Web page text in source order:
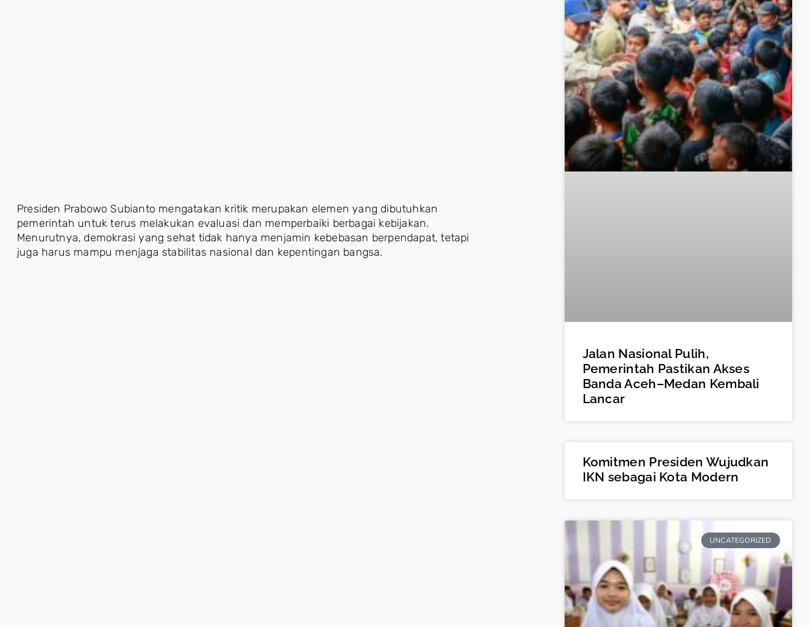
Presiden Prabowo Subianto mengatakan kritik merupakan elemen yang dibutuhkan
pemerintah untuk terus melakukan evaluasi dan memperbaiki berbagai kebijakan.
Menurutnya, demokrasi yang sehat tidak hanya menjamin kebebasan berpendapat, tetapi
juga harus mampu menjaga stabilitas nasional dan kepentingan bangsa.
Jalan Nasional Pulih,
Pemerintah Pastikan Akses
Banda Aceh–Medan Kembali
Lancar
Komitmen Presiden Wujudkan
IKN sebagai Kota Modern
UNCATEGORIZED